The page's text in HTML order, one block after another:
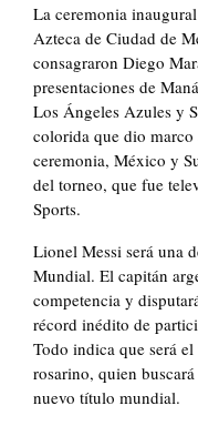
La ceremonia
Azteca de Ciudad de
consagraron Diego
presentaciones de
Los Ángeles Azules y
colorida que dio
ceremonia, México y
del torneo, que fue
Sports.
Lionel Messi será una
Mundial. El capitán
competencia y
récord inédito de
Todo indica que será
rosarino, quien
nuevo título mundial.